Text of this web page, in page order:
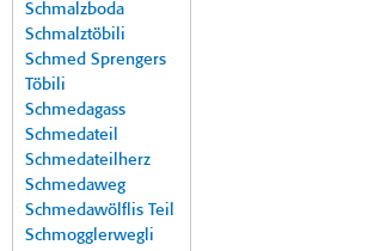
Schmalzboda
Schmalztöbili
Schmed Sprengers
Töbili
Schmedagass
Schmedateil
Schmedateilherz
Schmedaweg
Schmedawölflis Teil
Schmogglerwegli